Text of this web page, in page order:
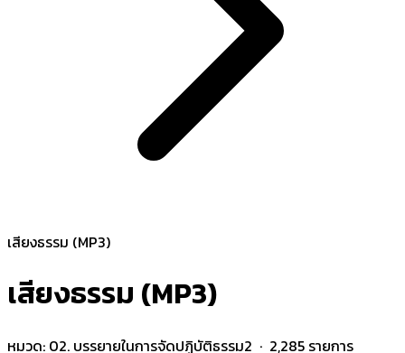
เสียงธรรม (MP3)
เสียงธรรม (MP3)
หมวด: 02. บรรยายในการจัดปฏิบัติธรรม2 · 2,285 รายการ